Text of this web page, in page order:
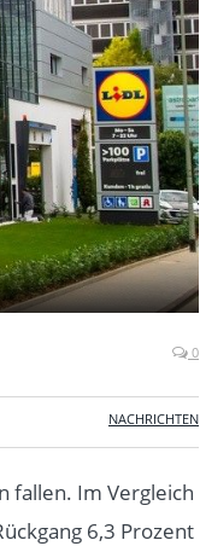
0
NACHRICHTEN
fallen. Im Vergleich
6,3 Prozent